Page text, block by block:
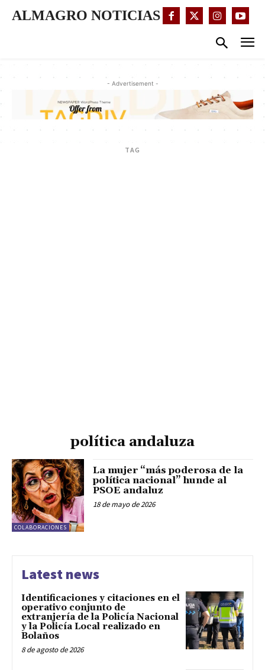
ALMAGRO NOTICIAS
- Advertisement -
TAG
política andaluza
COLABORACIONES
La mujer “más poderosa de la
política nacional” hunde al
PSOE andaluz
18 de mayo de 2026
Latest news
Identificaciones y citaciones en el
operativo conjunto de
extranjería de la Policía Nacional
y la Policía Local realizado en
Bolaños
8 de agosto de 2026